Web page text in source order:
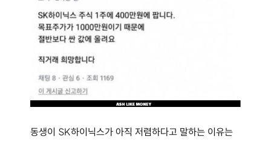
동생이 SK하이닉스가 아직 저렴하다고 말하는 이유는